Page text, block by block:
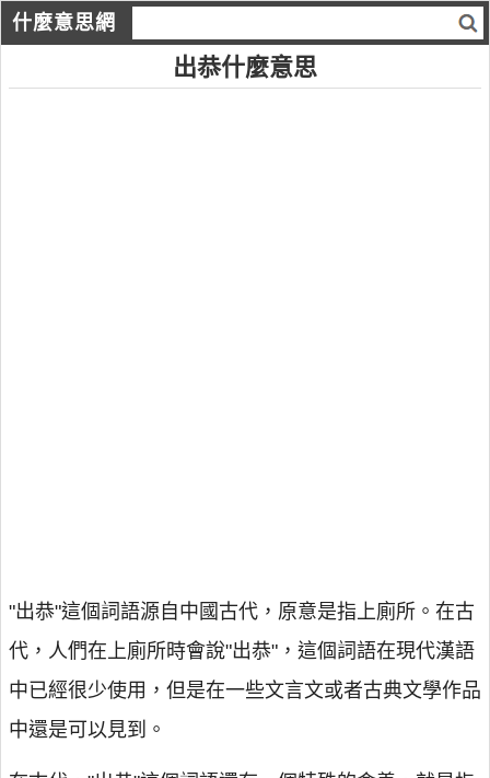
什麼意思網
出恭什麼意思
"出恭"這個詞語源自中國古代，原意是指上廁所。在古
代，人們在上廁所時會說"出恭"，這個詞語在現代漢語
中已經很少使用，但是在一些文言文或者古典文學作品
中還是可以見到。